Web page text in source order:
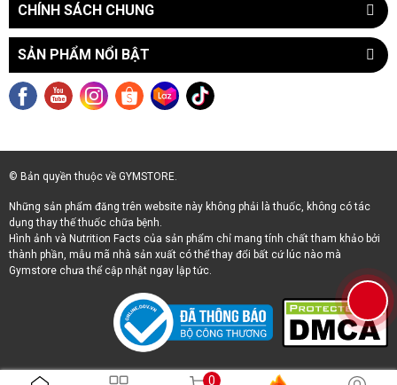
CHÍNH SÁCH CHUNG
SẢN PHẨM NỔI BẬT
© Bản quyền thuộc về GYMSTORE.
Những sản phẩm đăng trên website này không phải là thuốc, không có tác
dụng thay thế thuốc chữa bệnh.
Hình ảnh và Nutrition Facts của sản phẩm chỉ mang tính chất tham khảo bởi
thành phần, mẫu mã nhà sản xuất có thể thay đổi bất cứ lúc nào mà
Gymstore chưa thể cập nhật ngay lập tức.
0